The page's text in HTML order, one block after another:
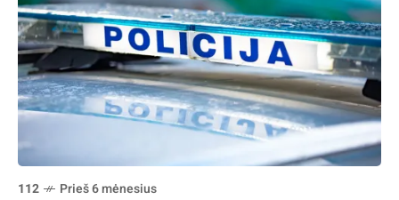
112 Prieš 6 mėnesius